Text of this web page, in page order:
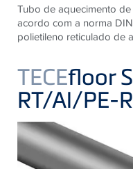
Tubo de aquecimento
acordo com a norma
polietileno reticulado de
TECEfloor
RT/Al/PE-